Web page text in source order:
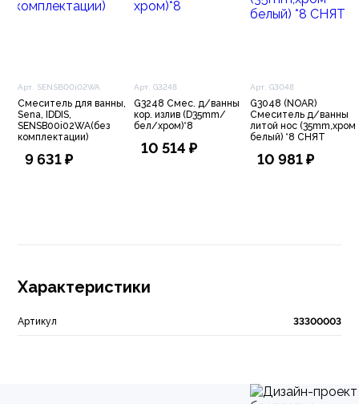
Арт. SENSB00i02WA
Смеситель для ванны,
Sena, IDDIS,
SENSB00i02WA(без
комплектации)
9 631 ₽
Арт. G3248
G3248 Смес. д/ванны
кор. излив (D35mm/
бел/хром)*8
10 514 ₽
Арт. G3048
G3048 (NOAR)
Смеситель д/ванны
литой нос (35mm,хром
белый) *8 СНЯТ
10 981 ₽
Характеристики
Артикул 33300003